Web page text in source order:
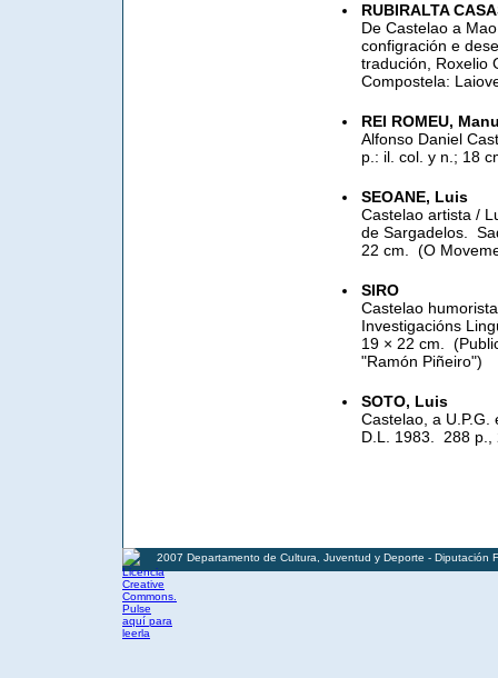
RUBIRALTA
De Castelao a
configración e
tradución, Roxelio
Compostela:
REI ROMEU,
Alfonso Daniel
p.: il. col. y n.; 18
SEOANE, Luis
Castelao artista /
de Sargadelos.
22 cm. ­ (O
SIRO
Castelao
Investigacións
19 × 22 cm.
"Ramón Piñeiro")
SOTO, Luis
Castelao, a
D.L. 1983. ­ 288
2007 Departamento de Cultura, Juventud y Deporte - Diputación